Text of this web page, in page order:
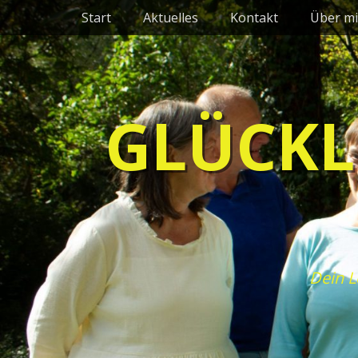
Zum
Inhalt
springen
Primäres Menü
Start Aktuelles Kontakt Über
Dein